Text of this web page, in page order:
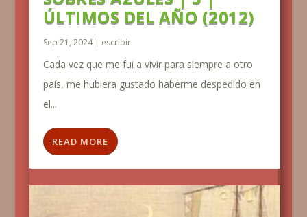
ÚLTIMOS DEL AÑO (2012)
Sep 21, 2024| escribir
Cada vez que me fui a vivir para siempre a otro
país, me hubiera gustado haberme despedido en
el...
READ MORE